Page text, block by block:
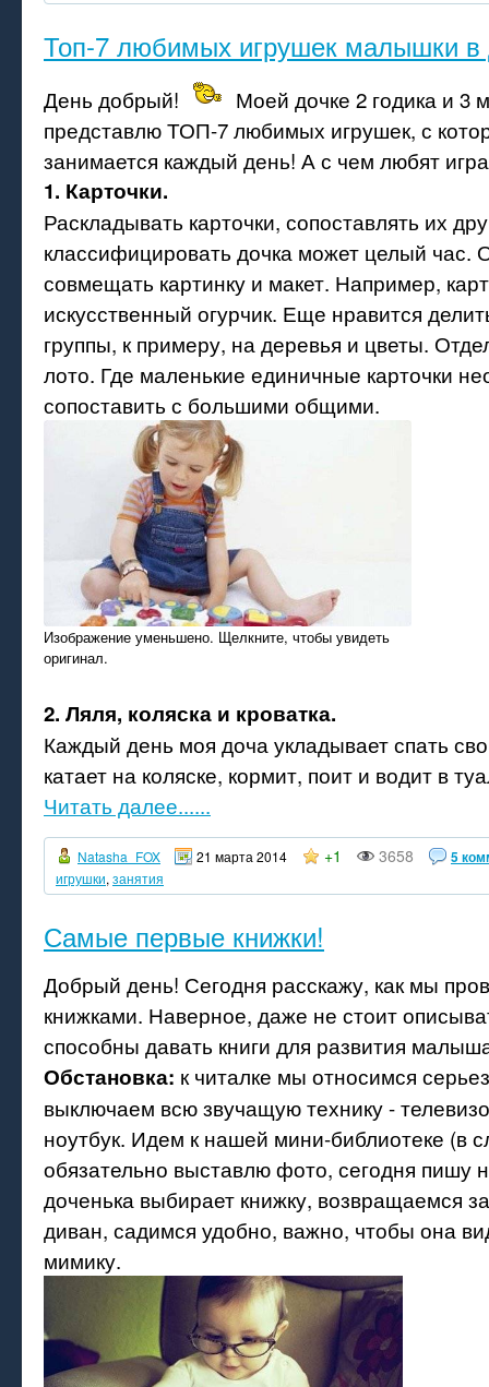
Топ-7 любимых игрушек малышки в
День добрый!
Моей дочке 2 годика и 3
представлю ТОП-7 любимых игрушек, с
занимается каждый день! А с чем любят
1. Карточки.
Раскладывать карточки, сопоставлять их
классифицировать дочка может целый час.
совмещать картинку и макет. Например,
искусственный огурчик. Еще нравится
группы, к примеру, на деревья и цветы.
лото. Где маленькие единичные карточки
сопоставить с большими общими.
Изображение уменьшено. Щелкните, чтобы увидеть
оригинал.
2. Ляля, коляска и кроватка.
Каждый день моя доча укладывает спать
катает на коляске, кормит, поит и водит в
Читать далее......
Natasha_FOX 21 марта 2014 +1 3658 5
игрушки, занятия
Самые первые книжки!
Добрый день! Сегодня расскажу, как мы
книжками. Наверное, даже не стоит
способны давать книги для развития
Обстановка: к читалке мы относимся
выключаем всю звучащую технику -
ноутбук. Идем к нашей мини-библиотеке (в
обязательно выставлю фото, сегодня пишу
доченька выбирает книжку, возвращаемся
диван, садимся удобно, важно, чтобы она
мимику.